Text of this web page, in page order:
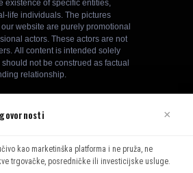
you agree to our use of cookies.
×
kao marketinška platforma i ne pruža, ne
trgovačke, posredničke ili investicijske usluge.